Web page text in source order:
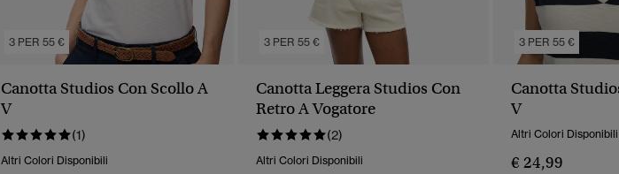
3 PER 55 €
Canotta Studios Con Scollo A
V
(1)
Altri Colori Disponibili
3 PER 55 €
Canotta Leggera Studios Con
Retro A Vogatore
(2)
Altri Colori Disponibili
3 PER 55 €
Canotta
V
Altri Colori Disponibili
€ 24,99